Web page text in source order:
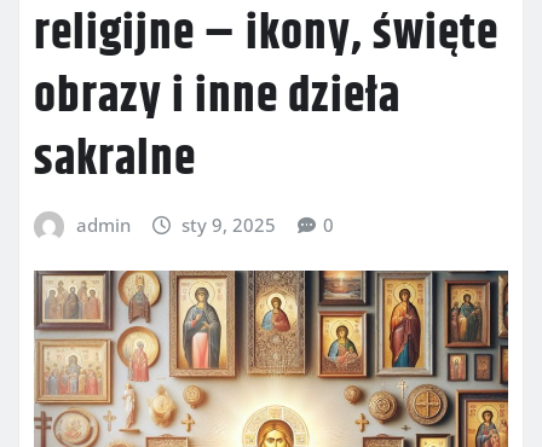
religijne – ikony, święte
obrazy i inne dzieła
sakralne
admin sty 9, 2025 0